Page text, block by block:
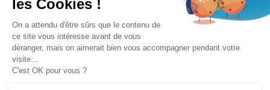
Mentions légales